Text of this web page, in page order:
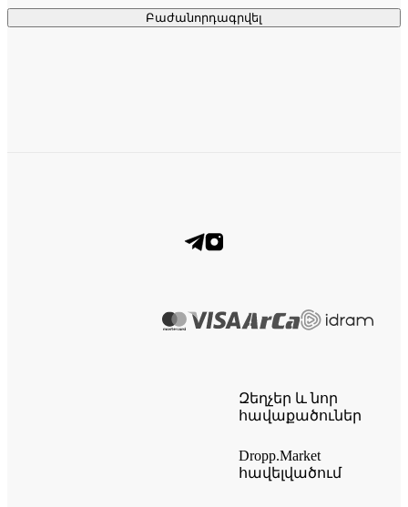
Բաժանորդագրվել
Զեղչեր և նոր
հավաքածուներ
Dropp.Market
հավելվածում